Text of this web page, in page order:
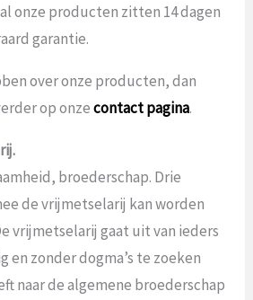
onze producten zitten 14 dagen
garantie.
over onze producten, dan
op onzecontact pagina.
broederschap. Drie
de vrijmetselarij kan worden
vrijmetselarij gaat uit van ieders
en zonder dogma’s te zoeken
naar de algemene broederschap